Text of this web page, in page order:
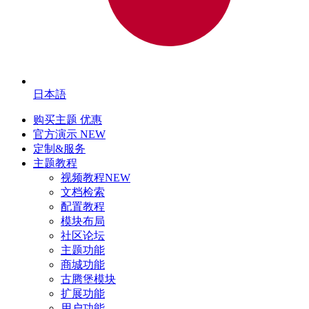
日本語
购买主题 优惠
官方演示 NEW
定制&服务
主题教程
视频教程NEW
文档检索
配置教程
模块布局
社区论坛
主题功能
商城功能
古腾堡模块
扩展功能